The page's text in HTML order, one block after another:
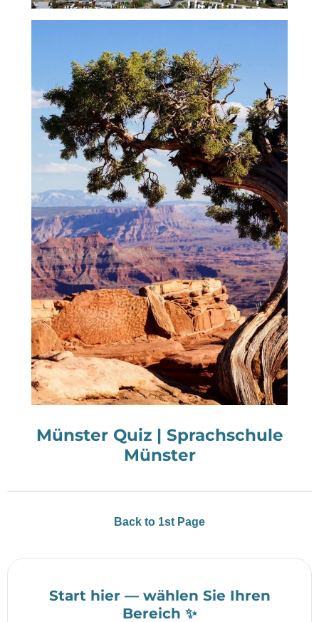
Münster Quiz | Sprachschule
Münster
Back to 1st Page
Start hier — wählen Sie Ihren
Bereich ✨